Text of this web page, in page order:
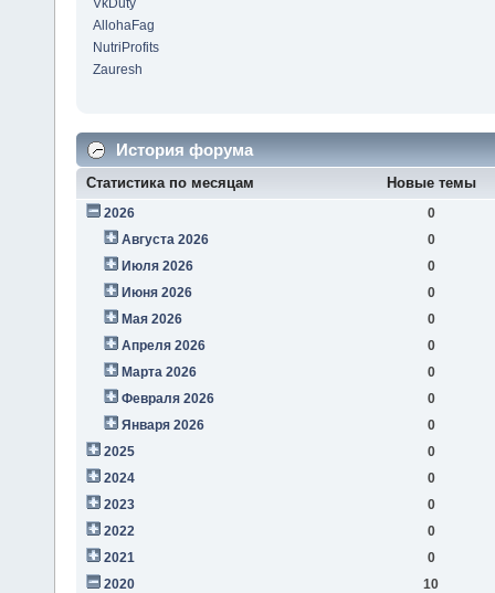
VkDuty
AllohaFag
NutriProfits
Zauresh
История форума
Статистика по месяцам Новые темы
2026
0
Августа 2026
0
Июля 2026
0
Июня 2026
0
Мая 2026
0
Апреля 2026
0
Марта 2026
0
Февраля 2026
0
Января 2026
0
2025
0
2024
0
2023
0
2022
0
2021
0
2020
10